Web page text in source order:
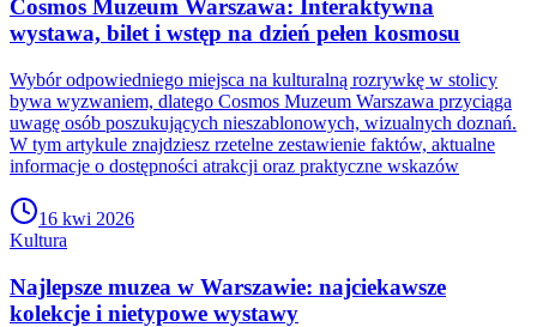
Cosmos Muzeum Warszawa: Interaktywna
wystawa, bilet i wstęp na dzień pełen kosmosu
Wybór odpowiedniego miejsca na kulturalną rozrywkę w stolicy
bywa wyzwaniem, dlatego Cosmos Muzeum Warszawa przyciąga
uwagę osób poszukujących nieszablonowych, wizualnych doznań.
W tym artykule znajdziesz rzetelne zestawienie faktów, aktualne
informacje o dostępności atrakcji oraz praktyczne wskazów
16 kwi 2026
Kultura
Najlepsze muzea w Warszawie: najciekawsze
kolekcje i nietypowe wystawy